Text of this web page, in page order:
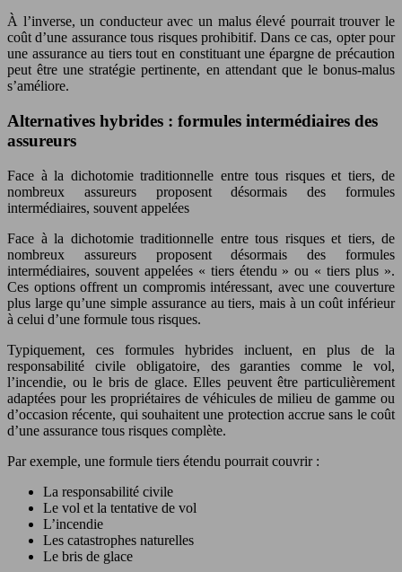
À l’inverse, un conducteur avec un malus élevé pourrait trouver le
coût d’une assurance tous risques prohibitif. Dans ce cas, opter pour
une assurance au tiers tout en constituant une épargne de précaution
peut être une stratégie pertinente, en attendant que le bonus-malus
s’améliore.
Alternatives hybrides : formules intermédiaires des
assureurs
Face à la dichotomie traditionnelle entre tous risques et tiers, de
nombreux assureurs proposent désormais des formules
intermédiaires, souvent appelées
Face à la dichotomie traditionnelle entre tous risques et tiers, de
nombreux assureurs proposent désormais des formules
intermédiaires, souvent appelées « tiers étendu » ou « tiers plus ».
Ces options offrent un compromis intéressant, avec une couverture
plus large qu’une simple assurance au tiers, mais à un coût inférieur
à celui d’une formule tous risques.
Typiquement, ces formules hybrides incluent, en plus de la
responsabilité civile obligatoire, des garanties comme le vol,
l’incendie, ou le bris de glace. Elles peuvent être particulièrement
adaptées pour les propriétaires de véhicules de milieu de gamme ou
d’occasion récente, qui souhaitent une protection accrue sans le coût
d’une assurance tous risques complète.
Par exemple, une formule tiers étendu pourrait couvrir :
La responsabilité civile
Le vol et la tentative de vol
L’incendie
Les catastrophes naturelles
Le bris de glace